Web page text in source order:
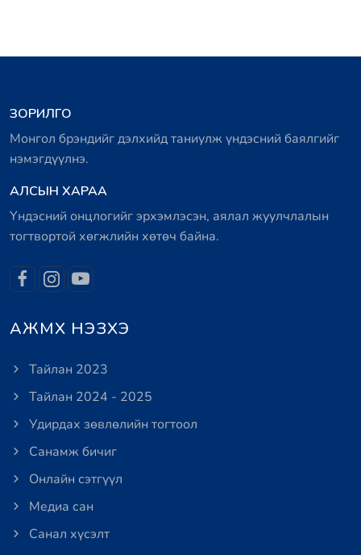
ЗОРИЛГО
Монгол брэндийг дэлхийд таниулж үндэсний баялгийг
нэмэгдүүлнэ.
АЛСЫН ХАРАА
Үндэсний онцлогийг эрхэмлэсэн, аялал жуулчлалын
тогтвортой хөгжлийн хөтөч байна.
АЖМХ НЭЗХЭ
Тайлан 2023
Тайлан 2024 - 2025
Удирдах зөвлөлийн тогтоол
Санамж бичиг
Онлайн сэтгүүл
Медиа сан
Санал хүсэлт